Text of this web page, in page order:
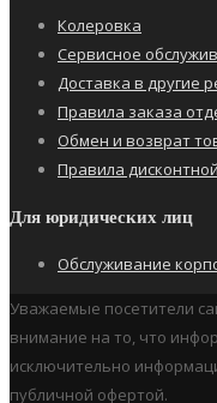
Колеровка
Сервисное
Доставка в другие
Правила заказа
Обмен и возврат
Правила
Для юридических лиц
Обслуживание
Уважаемые посетители
внимание на то, что
исключительно
публичной офертой.